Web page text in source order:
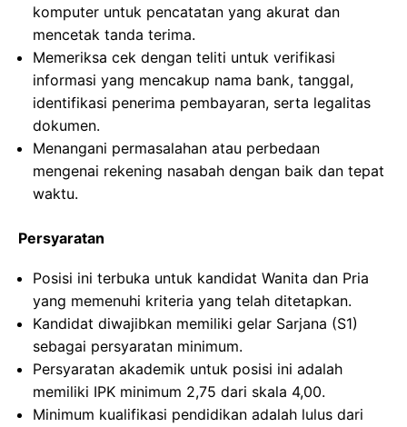
komputer untuk pencatatan yang akurat dan
mencetak tanda terima.
Memeriksa cek dengan teliti untuk verifikasi
informasi yang mencakup nama bank, tanggal,
identifikasi penerima pembayaran, serta legalitas
dokumen.
Menangani permasalahan atau perbedaan
mengenai rekening nasabah dengan baik dan tepat
waktu.
Persyaratan
Posisi ini terbuka untuk kandidat Wanita dan Pria
yang memenuhi kriteria yang telah ditetapkan.
Kandidat diwajibkan memiliki gelar Sarjana (S1)
sebagai persyaratan minimum.
Persyaratan akademik untuk posisi ini adalah
memiliki IPK minimum 2,75 dari skala 4,00.
Minimum kualifikasi pendidikan adalah lulus dari